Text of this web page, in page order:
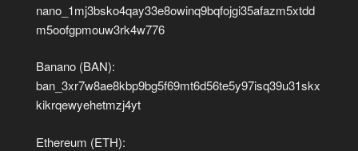
nano_1mj3bsko4qay33e8owinq9bqfojgi35afazm5xtdd
m5oofgpmouw3rk4w776
Banano (BAN):
ban_3xr7w8ae8kbp9bg5f69mt6d56te5y97isq39u31skx
kikrqewyehetmzj4yt
Ethereum (ETH):